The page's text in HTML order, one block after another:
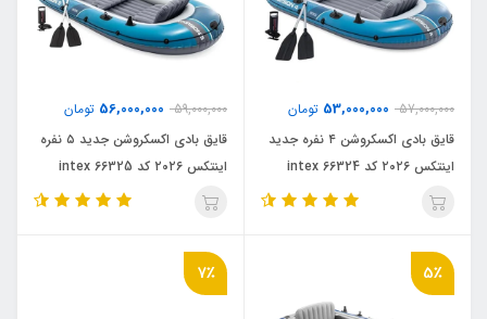
57,000,000
53,000,000 تومان
قایق بادی اکسکروشن ۴ نفره جدید
اینتکس ۲۰۲۶ کد intex 66324
59,000,000
56,000,000 تومان
قایق بادی اکسکروشن جدید ۵ نفره
اینتکس ۲۰۲۶ کد intex 66325
5٪ 7٪